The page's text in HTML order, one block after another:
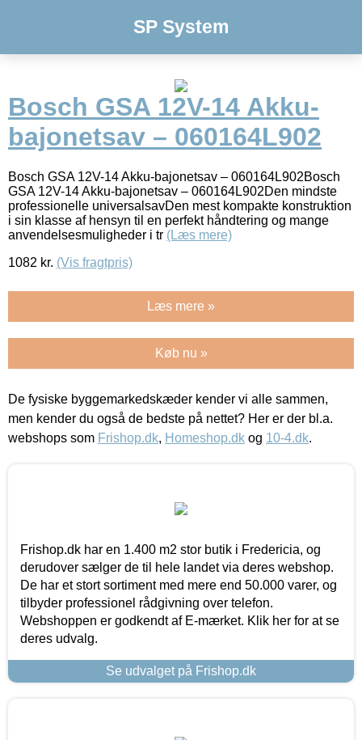
SP System
Bosch GSA 12V-14 Akku-
bajonetsav – 060164L902
Bosch GSA 12V-14 Akku-bajonetsav – 060164L902Bosch
GSA 12V-14 Akku-bajonetsav – 060164L902Den mindste
professionelle universalsavDen mest kompakte konstruktion
i sin klasse af hensyn til en perfekt håndtering og mange
anvendelsesmuligheder i tr (Læs mere)
1082 kr. (Vis fragtpris)
Læs mere »
Køb nu »
De fysiske byggemarkedskæder kender vi alle sammen,
men kender du også de bedste på nettet? Her er der bl.a.
webshops som Frishop.dk, Homeshop.dk og 10-4.dk.
Frishop.dk har en 1.400 m2 stor butik i Fredericia, og
derudover sælger de til hele landet via deres webshop.
De har et stort sortiment med mere end 50.000 varer, og
tilbyder professionel rådgivning over telefon.
Webshoppen er godkendt af E-mærket. Klik her for at se
deres udvalg.
Se udvalget på Frishop.dk